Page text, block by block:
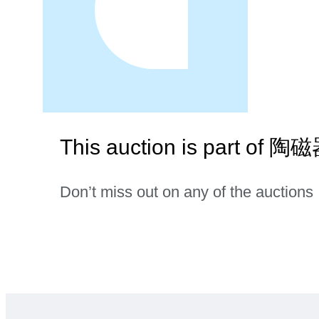
This auction is part of 陶磁
Don’t miss out on any of the auctions